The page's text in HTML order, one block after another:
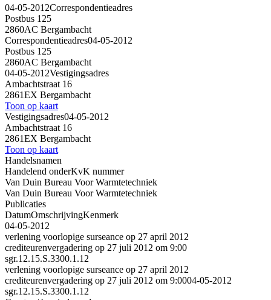
04-05-2012Correspondentieadres
Postbus 125
2860AC Bergambacht
Correspondentieadres04-05-2012
Postbus 125
2860AC Bergambacht
04-05-2012Vestigingsadres
Ambachtstraat 16
2861EX Bergambacht
Toon op kaart
Vestigingsadres04-05-2012
Ambachtstraat 16
2861EX Bergambacht
Toon op kaart
Handelsnamen
Handelend onderKvK nummer
Van Duin Bureau Voor Warmtetechniek
Van Duin Bureau Voor Warmtetechniek
Publicaties
DatumOmschrijvingKenmerk
04-05-2012
verlening voorlopige surseance op 27 april 2012
crediteurenvergadering op 27 juli 2012 om 9:00
sgr.12.15.S.3300.1.12
verlening voorlopige surseance op 27 april 2012
crediteurenvergadering op 27 juli 2012 om 9:0004-05-2012
sgr.12.15.S.3300.1.12